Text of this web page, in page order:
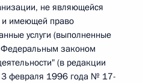
не являющейся
и имеющей право
услуги (выполненные
Федеральным законом
(в редакции
3 февраля 1996 года № 17-